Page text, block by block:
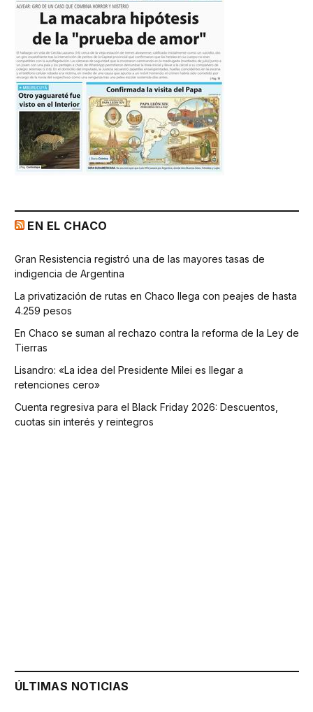
EN EL CHACO
Gran Resistencia registró una de las mayores tasas de
indigencia de Argentina
La privatización de rutas en Chaco llega con peajes de hasta
4.259 pesos
En Chaco se suman al rechazo contra la reforma de la Ley de
Tierras
Lisandro: «La idea del Presidente Milei es llegar a
retenciones cero»
Cuenta regresiva para el Black Friday 2026: Descuentos,
cuotas sin interés y reintegros
ÚLTIMAS NOTICIAS